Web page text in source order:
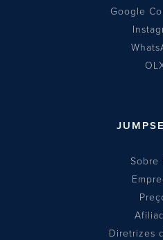
Google
Sobre
Diretrizes